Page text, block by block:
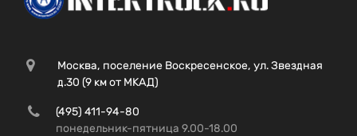
Москва, поселение Воскресенское, ул. Звездная
д.30 (9 км от МКАД)
(495) 411-94-80
понедельник-пятница 9.00-18.00